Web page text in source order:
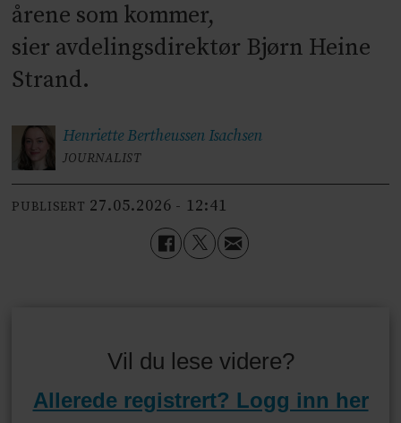
årene som kommer,
sier avdelingsdirektør Bjørn Heine
Strand.
Henriette BertheussenIsachsen
JOURNALIST
PUBLISERT 27.05.2026 - 12:41
Vil du lese videre?
Allerede registrert? Logg inn her